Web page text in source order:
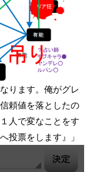
ります。俺がグレ
頼値を落としたの
人で変なことをす
投票をします』」